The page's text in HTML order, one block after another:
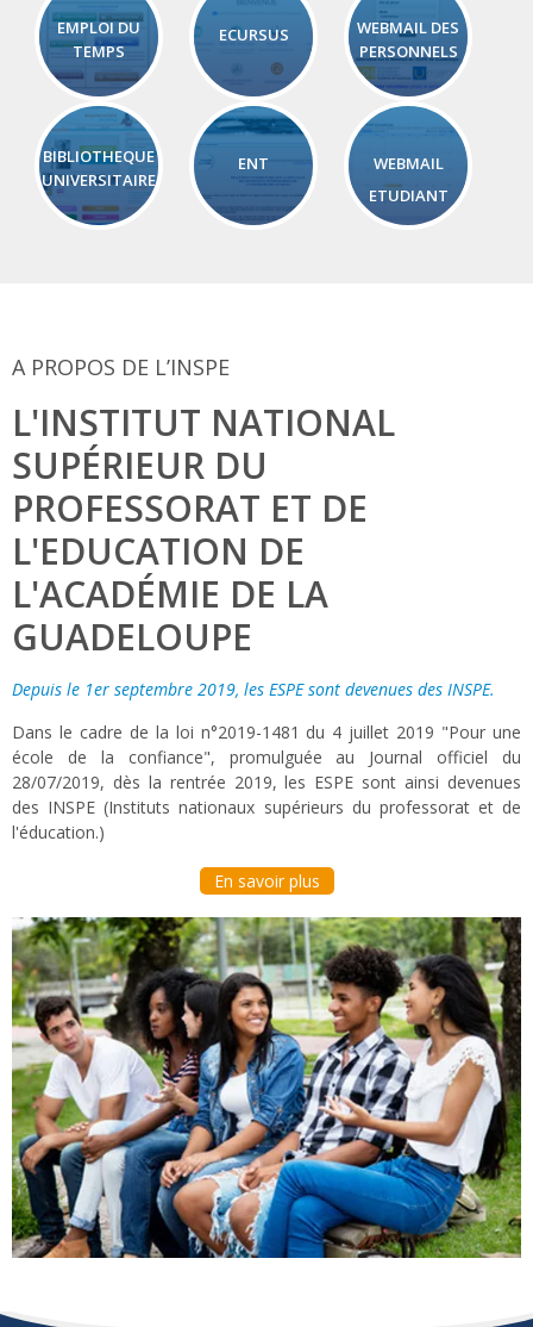
EMPLOI DU
TEMPS
ECURSUS
WEBMAIL DES
PERSONNELS
BIBLIOTHEQUE
UNIVERSITAIRE
ENT
WEBMAIL
ETUDIANT
A PROPOS DE L’INSPE
L'INSTITUT NATIONAL
SUPÉRIEUR DU
PROFESSORAT ET DE
L'EDUCATION DE
L'ACADÉMIE DE LA
GUADELOUPE
Depuis le 1er septembre 2019, les ESPE sont devenues des INSPE.
Dans le cadre de la loi n°2019-1481 du 4 juillet 2019 "Pour une
école de la confiance", promulguée au Journal officiel du
28/07/2019, dès la rentrée 2019, les ESPE sont ainsi devenues
des INSPE (Instituts nationaux supérieurs du professorat et de
l'éducation.)
En savoir plus